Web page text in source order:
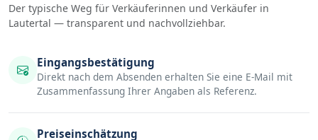
Der typische Weg für Verkäuferinnen und Verkäufer in
Lautertal — transparent und nachvollziehbar.
Eingangsbestätigung
Direkt nach dem Absenden erhalten Sie eine E-Mail mit
Zusammenfassung Ihrer Angaben als Referenz.
Preiseinschätzung